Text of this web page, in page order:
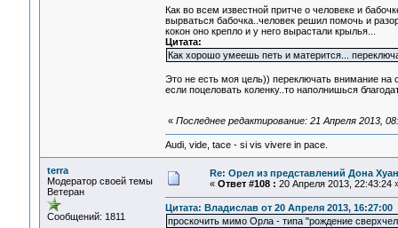
Как во всем известной притче о человеке и
вырваться бабочка..человек решил помочь и
кокон оно крепло и у него вырастали крылья...
Цитата:
Как хорошо умеешь петь и матерится...
Это не есть моя цель)) переключать внимание
если поцеловать коленку..то наполнишься
« Последнее редактирование: 21 Апреля 2013,
Audi, vide, tace - si vis vivere in pace.
terra
Модератор своей темы
Ветеран
Сообщений: 1811
Re: Орел из представлений Дона
« Ответ #108 : 20 Апреля 2013, 22:43:24
Цитата: Владислав от 20 Апреля 2013, 16:27:00
проскочить мимо Орла - типа "рождение